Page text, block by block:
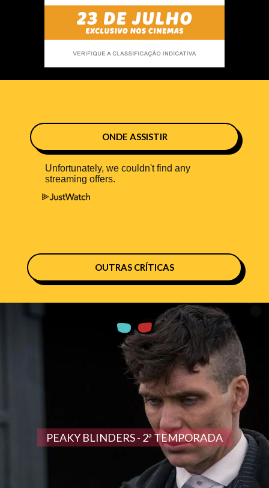
ONDE ASSISTIR
OUTRAS CRÍTICAS
PEAKY BLINDERS - 2ª TEMPORADA